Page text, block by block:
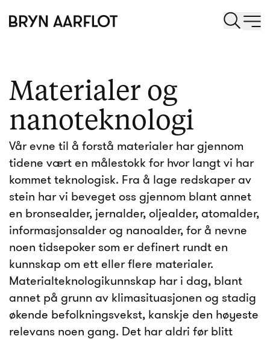
Materialer og
nanoteknologi
Vår evne til å forstå materialer har gjennom
tidene vært en målestokk for hvor langt vi har
kommet teknologisk. Fra å lage redskaper av
stein har vi beveget oss gjennom blant annet
en bronsealder, jernalder, oljealder, atomalder,
informasjonsalder og nanoalder, for å nevne
noen tidsepoker som er definert rundt en
kunnskap om ett eller flere materialer.
Materialteknologikunnskap har i dag, blant
annet på grunn av klimasituasjonen og stadig
økende befolkningsvekst, kanskje den høyeste
relevans noen gang. Det har aldri før blitt